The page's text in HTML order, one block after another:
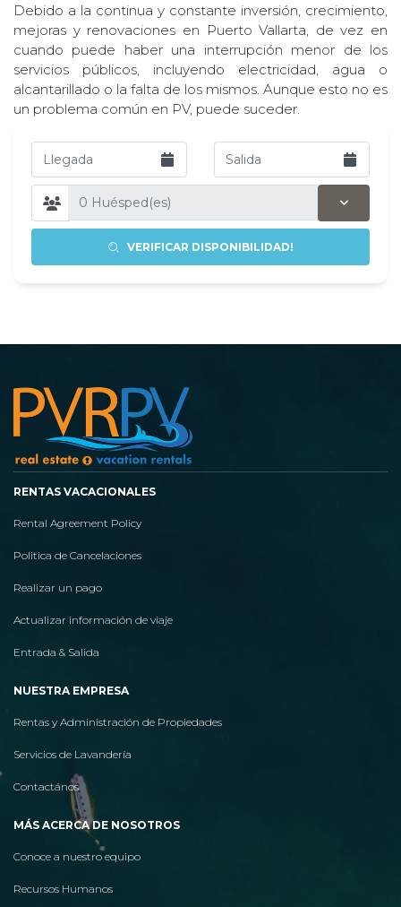
Debido a la continua y constante inversión, crecimiento,
mejoras y renovaciones en Puerto Vallarta, de vez en
cuando puede haber una interrupción menor de los
servicios públicos, incluyendo electricidad, agua o
alcantarillado o la falta de los mismos. Aunque esto no es
un problema común en PV, puede suceder.
VERIFICAR DISPONIBILIDAD!
RENTAS VACACIONALES
Rental Agreement Policy
Politica de Cancelaciones
Realizar un pago
Actualizar información de viaje
Entrada & Salida
NUESTRA EMPRESA
Rentas y Administración de Propiedades
Servicios de Lavandería
Contactános
MÁS ACERCA DE NOSOTROS
Conoce a nuestro equipo
Recursos Humanos